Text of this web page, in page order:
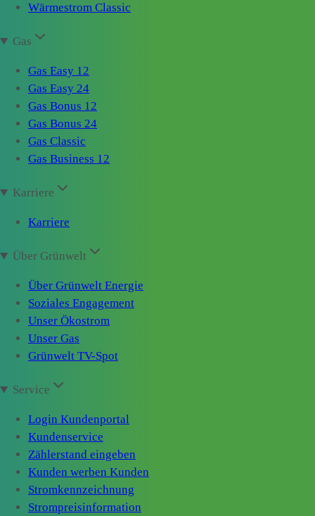
Wärmestrom Classic
Gas
Gas Easy 12
Gas Easy 24
Gas Bonus 12
Gas Bonus 24
Gas Classic
Gas Business 12
Karriere
Karriere
Über Grünwelt
Über Grünwelt Energie
Soziales Engagement
Unser Ökostrom
Unser Gas
Grünwelt TV-Spot
Service
Login Kundenportal
Kundenservice
Zählerstand eingeben
Kunden werben Kunden
Stromkennzeichnung
Strompreisinformation